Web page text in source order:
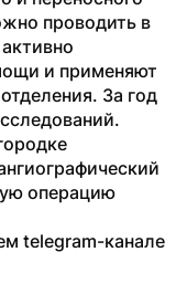
проводить в
и применяют
За год
операцию